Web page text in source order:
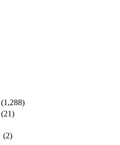
(1,288)
(21)
(2)